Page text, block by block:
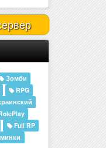
Зомби
RPG
Full RP